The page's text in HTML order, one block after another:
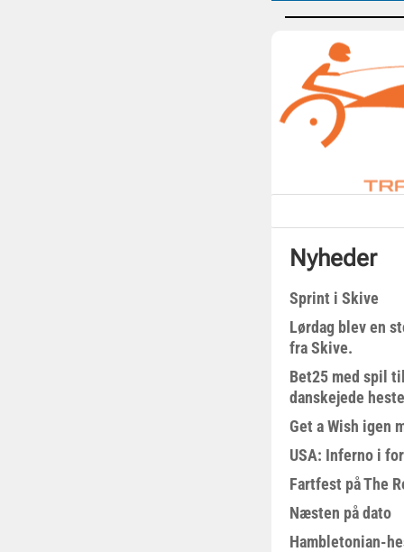
Nyheder
Sprint i Skive
Lørdag blev en
fra Skive.
Bet25 med spil
danskejede
Get a Wish igen
USA: Inferno i
Fartfest på The
Næsten på dato
Hambletonian-